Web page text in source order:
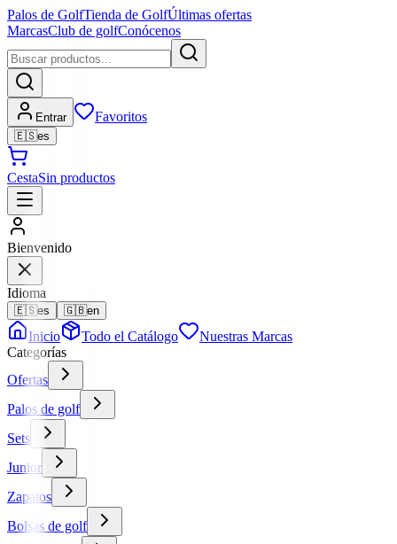
Palos de GolfTienda de GolfÚltimas ofertas
MarcasClub de golfConócenos
Entrar Favoritos
🇪🇸es
CestaSin productos
Bienvenido
Idioma
🇪🇸es 🇬🇧en
Inicio Todo el Catálogo
Nuestras Marcas
Categorías
Ofertas
Palos de golf
Sets
Junior
Zapatos
Bolsas de golf